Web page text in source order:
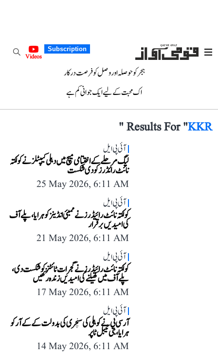
Subscription
Videos
ہجر کو حوصلہ اور وصل کو فرصت درکار
اک محبت کے لیے ایک جوانی کم ہے
Results For "KKR
"
آئی پی ایل
لیگ مرحلے کے اختتامی میچ میں دہلی کیپٹلز نے کولکتہ
نائٹ رائڈرز کو دی شکست
25 May 2026, 6:11 AM
آئی پی ایل
کولکتہ نائٹ رائیڈرز نے ممبئی انڈینز کو ہرایا، پلے آف
کی امیدیں برقرار
21 May 2026, 6:11 AM
آئی پی ایل
کولکتہ نائٹ رائیڈرز نے گجرات ٹائٹنز کو شکست دی،
پلے آف میں کھیلنے کی امیدیں زندہ رکھیں
17 May 2026, 6:11 AM
آئی پی ایل
آر سی بی نے کوہلی کی سنچری کی بدولت کے کے آر کو
ہرایا، بنی ٹیبل ٹاپر
14 May 2026, 6:11 AM